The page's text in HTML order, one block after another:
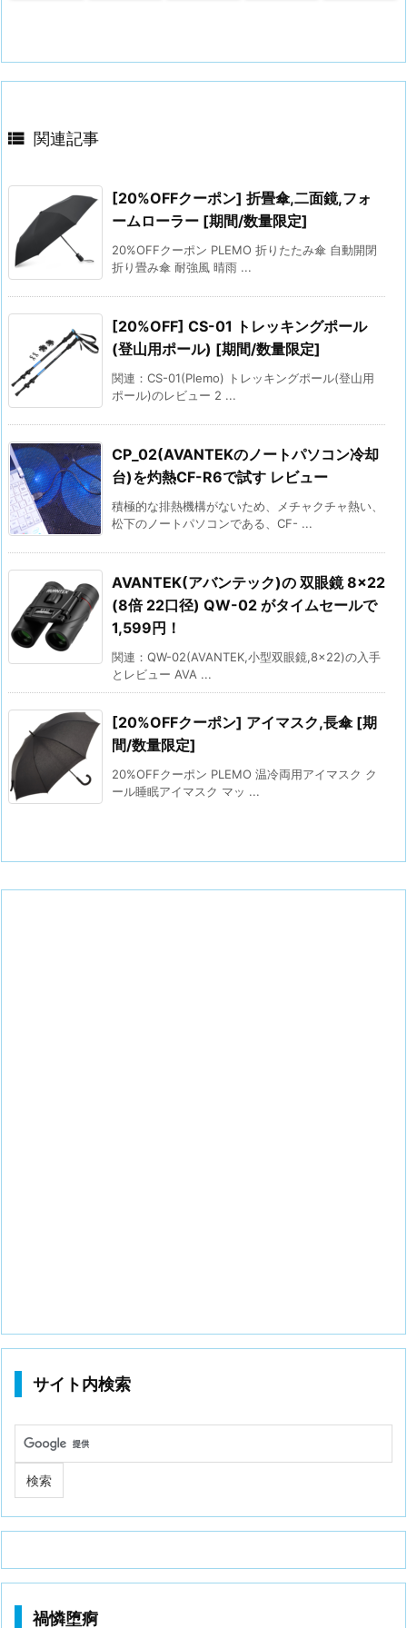
 関連記事
[20%OFFクーポン] 折畳傘,二面鏡,フォ
ームローラー [期間/数量限定]
20%OFFクーポン PLEMO 折りたたみ傘 自動開閉
折り畳み傘 耐強風 晴雨 ...
[20%OFF] CS-01 トレッキングポール
(登山用ポール) [期間/数量限定]
関連：CS-01(Plemo) トレッキングポール(登山用
ポール)のレビュー 2 ...
CP_02(AVANTEKのノートパソコン冷却
台)を灼熱CF-R6で試す レビュー
積極的な排熱機構がないため、メチャクチャ熱い、
松下のノートパソコンである、CF- ...
AVANTEK(アバンテック)の 双眼鏡 8×22
(8倍 22口径) QW-02 がタイムセールで
1,599円！
関連：QW-02(AVANTEK,小型双眼鏡,8×22)の入手
とレビュー AVA ...
[20%OFFクーポン] アイマスク,長傘 [期
間/数量限定]
20%OFFクーポン PLEMO 温冷両用アイマスク ク
ール睡眠アイマスク マッ ...
サイト内検索
禍憐堕痾